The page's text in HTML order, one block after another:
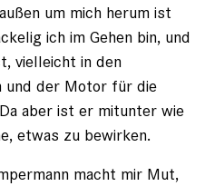
um mich herum ist
ich im Gehen bin, und
vielleicht in den
und der Motor für die
aber ist er mitunter wie
etwas zu bewirken.
macht mir Mut,